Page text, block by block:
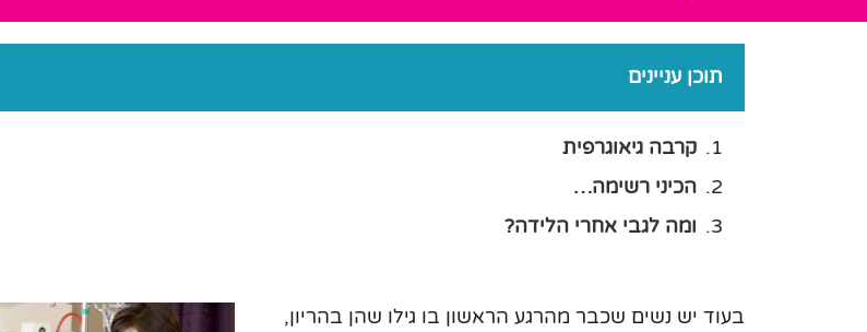
תוכן עניינים
קרבה גיאוגרפית
הכיני רשימה…
ומה לגבי אחרי הלידה?
בעוד יש נשים שכבר מהרגע הראשון בו גילו שהן בהריון,